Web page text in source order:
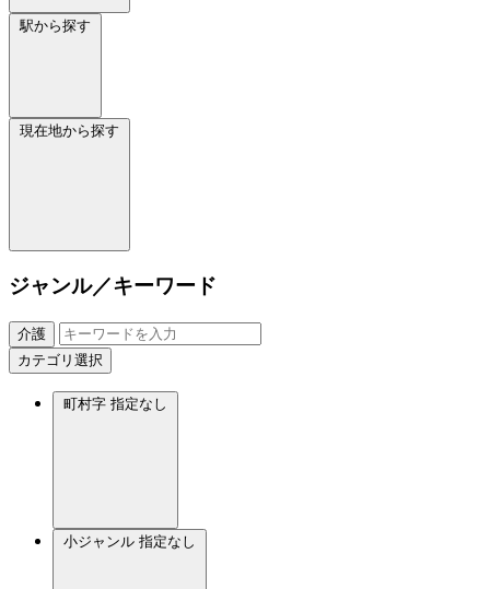
駅から探す
現在地から探す
ジャンル／キーワード
介護
カテゴリ選択
町村字 指定なし
小ジャンル 指定なし